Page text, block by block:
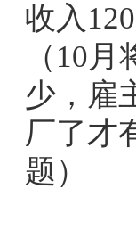
收入
（10
少，雇
厂了才
题）